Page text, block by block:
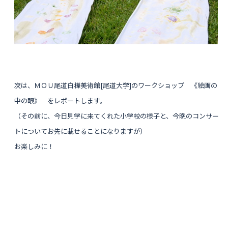
次は、ＭＯＵ尾道白樺美術館[尾道大学]のワークショップ 《絵画の
中の眼》 をレポートします。
（その前に、今日見学に来てくれた小学校の様子と、今晩のコンサー
トについてお先に載せることになりますが）
お楽しみに！